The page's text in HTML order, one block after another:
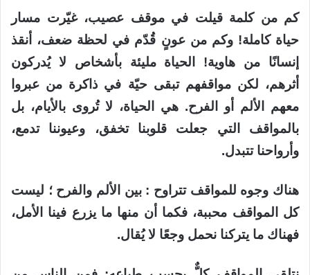
كم من كلمة قيلت في موقف عصيب، غيّرت مسار
حياة كاملة! وكم من عونٍ قُدّم في لحظة ضعف، أنقذ
إنسانًا من هاوية! الحياة مليئة بأشخاص لا يُدركون
أثرهم، لكن مواقفهم تبقى حيّة في ذاكرة من عبروا
معهم الألم أو الفرح. هي الحياة، لا تُروى بالأيام، بل
بالمواقف التي جعلت قلوبنا تخفق، وعيوننا تدمع،
وأرواحنا تتبدل.
هناك وجوه للمواقف تتراوح : بين الألم والفرح ؛ ليست
كل المواقف محببة، فكما أن منها ما يزرع فينا الأمل،
فهناك ما يتركنا نحمل وجعًا لا يُقال.